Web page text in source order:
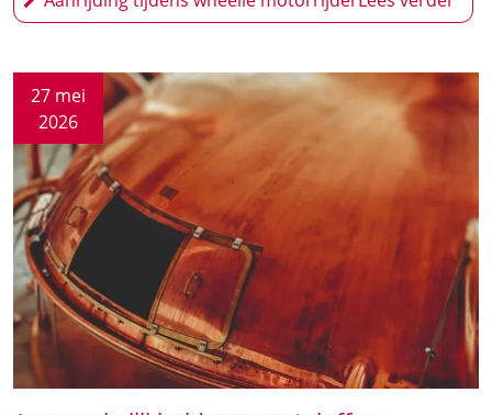
Aansprakelijkheid voor ontploffen
stoomketel
Aansprakelijkheid voor ontploffen stoomketel: